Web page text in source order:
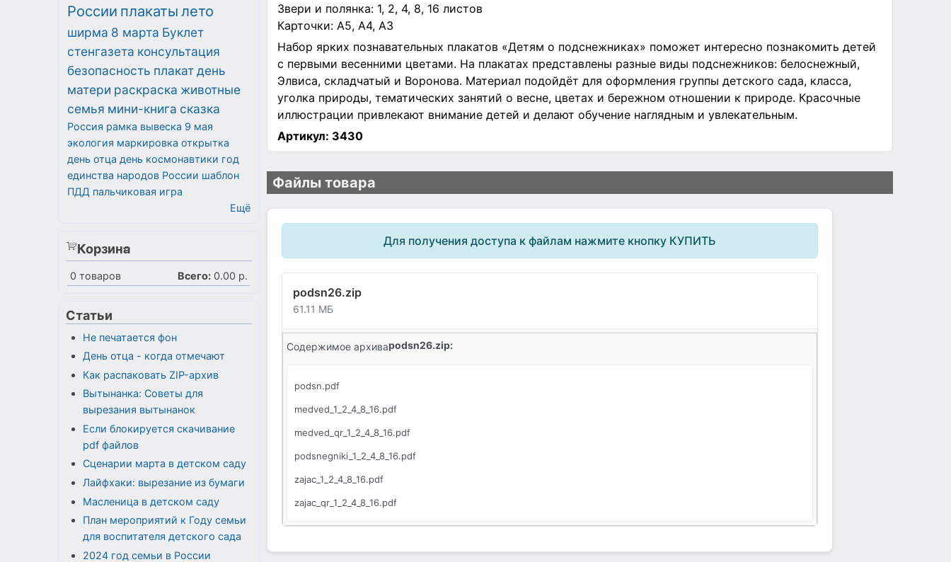
Звери и полянка: 1, 2, 4, 8, 16 листов
Карточки: A5, A4, A3
Набор ярких познавательных плакатов «Детям о подснежниках» поможет интересно познакомить детей
с первыми весенними цветами. На плакатах представлены разные виды подснежников: белоснежный,
Элвиса, складчатый и Воронова. Материал подойдёт для оформления группы детского сада, класса,
уголка природы, тематических занятий о весне, цветах и бережном отношении к природе. Красочные
иллюстрации привлекают внимание детей и делают обучение наглядным и увлекательным.
Артикул: 3430
Файлы товара
Для получения доступа к файлам нажмите кнопку КУПИТЬ
podsn26.zip
61.11 МБ
Содержимое архиваpodsn26.zip:
podsn.pdf
medved_1_2_4_8_16.pdf
medved_qr_1_2_4_8_16.pdf
podsnegniki_1_2_4_8_16.pdf
zajac_1_2_4_8_16.pdf
zajac_qr_1_2_4_8_16.pdf
podsnegniki_qr_1_2_4_8_16.pdf
России плакаты лето
ширма 8 марта Буклет
стенгазета консультация
безопасность плакатдень
матери раскраска животные
семья мини-книга сказка
Россия рамка вывеска 9 мая
экология маркировка открытка
день отца день космонавтики год
единства народов России шаблон
ПДД пальчиковая игра
Ещё
Корзина
0 товаров Всего: 0.00 р.
Статьи
Не печатается фон
День отца - когда отмечают
Как распаковать ZIP-архив
Вытынанка: Советы для
вырезания вытынанок
Если блокируется скачивание
pdf файлов
Сценарии марта в детском саду
Лайфхаки: вырезание из бумаги
Масленица в детском саду
План мероприятий к Году семьи
для воспитателя детского сада
2024 год семьи в России